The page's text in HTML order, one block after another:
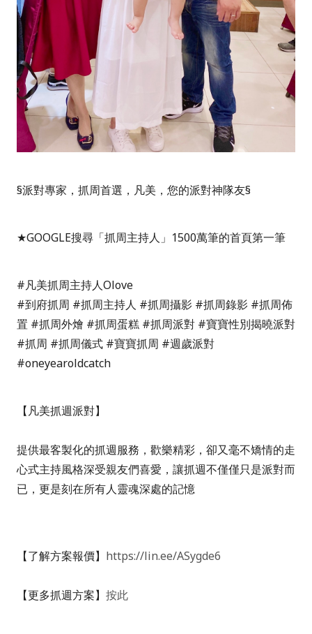
§派對專家，抓周首選，凡美，您的派對神隊友§
★GOOGLE搜尋「抓周主持人」1500萬筆的首頁第一筆
#凡美抓周主持人Olove
#到府抓周 #抓周主持人 #抓周攝影 #抓周錄影 #抓周佈
置 #抓周外燴 #抓周蛋糕 #抓周派對 #寶寶性別揭曉派對
#抓周 #抓周儀式 #寶寶抓周 #週歲派對
#oneyearoldcatch
【凡美抓週派對】
提供最客製化的抓週服務，歡樂精彩，卻又毫不矯情的走
心式主持風格深受親友們喜愛，讓抓週不僅僅只是派對而
已，更是刻在所有人靈魂深處的記憶
【了解方案報價】 https://lin.ee/ASygde6
【更多抓週方案】 按此